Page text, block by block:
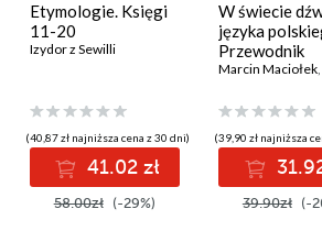
Etymologie. Księgi
11-20
Izydor z Sewilli
(40,87 zł najniższa cena z 30 dni)
41.02 zł
58.00zł (-29%)
W świecie
języka
Przewodnik
Marcin Maciołek,
(39,90 zł najniższa
39.90zł (-